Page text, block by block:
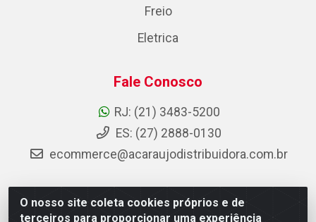
O nosso site coleta cookies próprios e de
terceiros para proporcionar uma experiência
Freio
Eletrica
Fale Conosco
RJ: (21) 3483-5200
ES: (27) 2888-0130
ecommerce@acaraujodistribuidora.com.br
AC Araujo Distribuidora - Rua Carneiro de Campos, 42 -